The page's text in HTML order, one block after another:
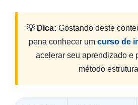
💡 Dica: Gostando deste
pena conhecer um curso de
acelerar seu aprendizado e
método